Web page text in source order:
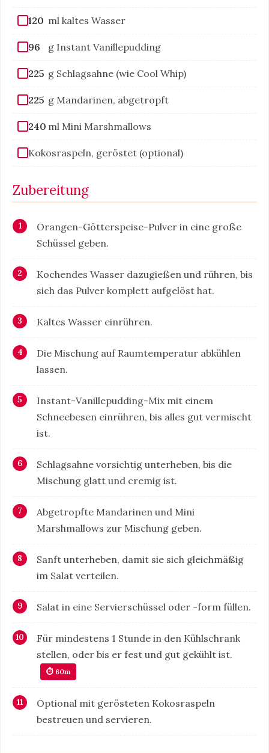
120 ml kaltes Wasser
96 g Instant Vanillepudding
225 g Schlagsahne (wie Cool Whip)
225 g Mandarinen, abgetropft
240 ml Mini Marshmallows
Kokosraspeln, geröstet (optional)
Zubereitung
Orangen-Götterspeise-Pulver in eine große
Schüssel geben.
Kochendes Wasser dazugießen und rühren, bis
sich das Pulver komplett aufgelöst hat.
Kaltes Wasser einrühren.
Die Mischung auf Raumtemperatur abkühlen
lassen.
Instant-Vanillepudding-Mix mit einem
Schneebesen einrühren, bis alles gut vermischt
ist.
Schlagsahne vorsichtig unterheben, bis die
Mischung glatt und cremig ist.
Abgetropfte Mandarinen und Mini
Marshmallows zur Mischung geben.
Sanft unterheben, damit sie sich gleichmäßig
im Salat verteilen.
Salat in eine Servierschüssel oder -form füllen.
Für mindestens 1 Stunde in den Kühlschrank
stellen, oder bis er fest und gut gekühlt ist.
⏱ 60m
Optional mit gerösteten Kokosraspeln
bestreuen und servieren.